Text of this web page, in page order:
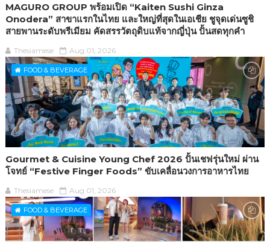
MAGURO GROUP พร้อมเปิด “Kaiten Sushi Ginza
Onodera” สาขาแรกในไทย และใหญ่ที่สุดในเอเชีย ชูจุดเด่นซูชิ
สายพานระดับพรีเมียม คัดสรรวัตถุดิบแท้จากญี่ปุ่น ปั้นสดทุกคำ
Thesiamese Aug 01, 2026
FOOD & BEVERAGE
Gourmet & Cuisine Young Chef 2026 ปั้นเชฟรุ่นใหม่ ผ่าน
โจทย์ “Festive Finger Foods” ขับเคลื่อนวงการอาหารไทย
Thesiamese Aug 01, 2026
FOOD & BEVERAGE